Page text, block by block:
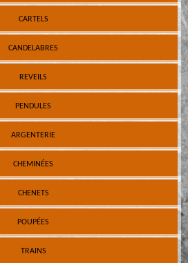
CARTELS
CANDELABRES
REVEILS
PENDULES
ARGENTERIE
CHEMINÉES
CHENETS
POUPÉES
TRAINS